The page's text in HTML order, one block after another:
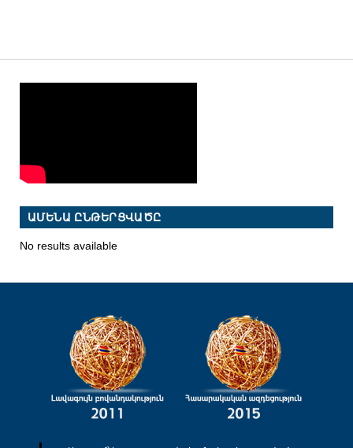
ԱՄԵՆԱ ԸՆԹԵՐՑՎԱԾԸ
No results available